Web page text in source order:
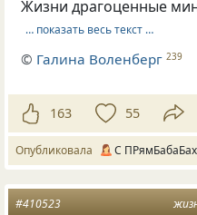
Жизни драгоценные
… показать весь текст …
© Галина Воленберг 239
163 55
Опубликовала С
#410523